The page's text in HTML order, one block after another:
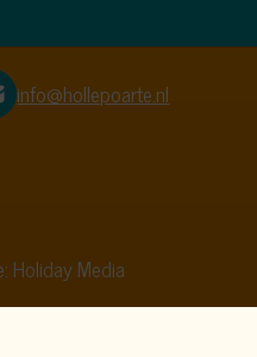
info@hollepoarte.nl
Holiday Media